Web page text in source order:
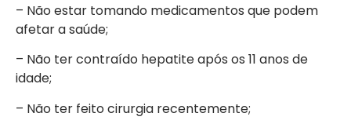
– Não estar tomando medicamentos que podem
afetar a saúde;
– Não ter contraído hepatite após os 11 anos de
idade;
– Não ter feito cirurgia recentemente;